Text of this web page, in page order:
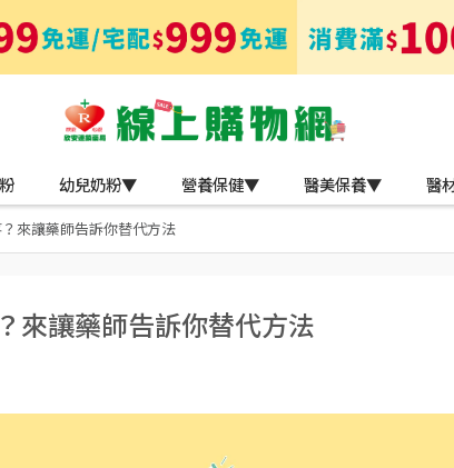
幼兒奶粉▼ 營養保健▼ 醫美保養▼ 醫
來讓藥師告訴你替代方法
來讓藥師告訴你替代方法